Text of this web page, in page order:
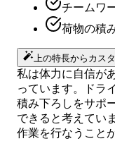
チームワ
荷物の積
上の特長からカス
私は体力に自信が
っています。ドラ
積み下ろしをサポ
できると考えてい
作業を行なうこと